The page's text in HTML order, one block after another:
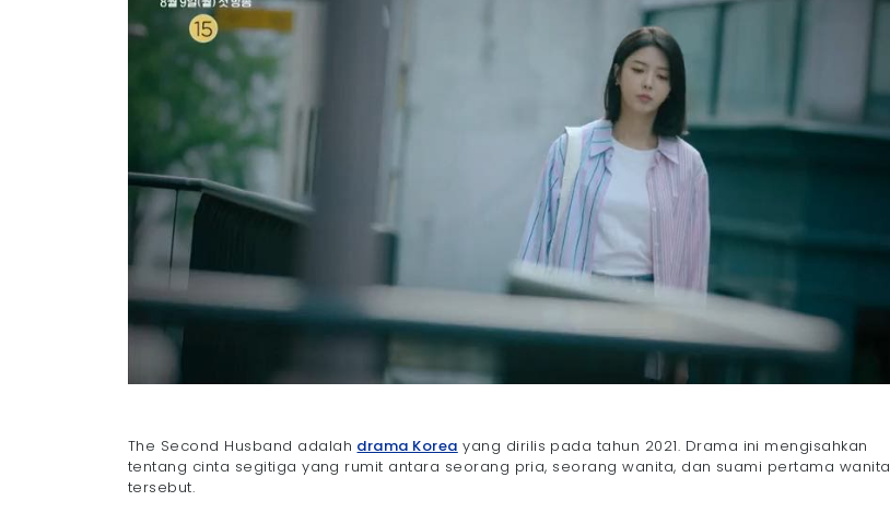
The Second Husband adalah drama Korea yang dirilis pada tahun 2021. Drama ini mengisahkan
tentang cinta segitiga yang rumit antara seorang pria, seorang wanita, dan suami pertama wanita
tersebut.